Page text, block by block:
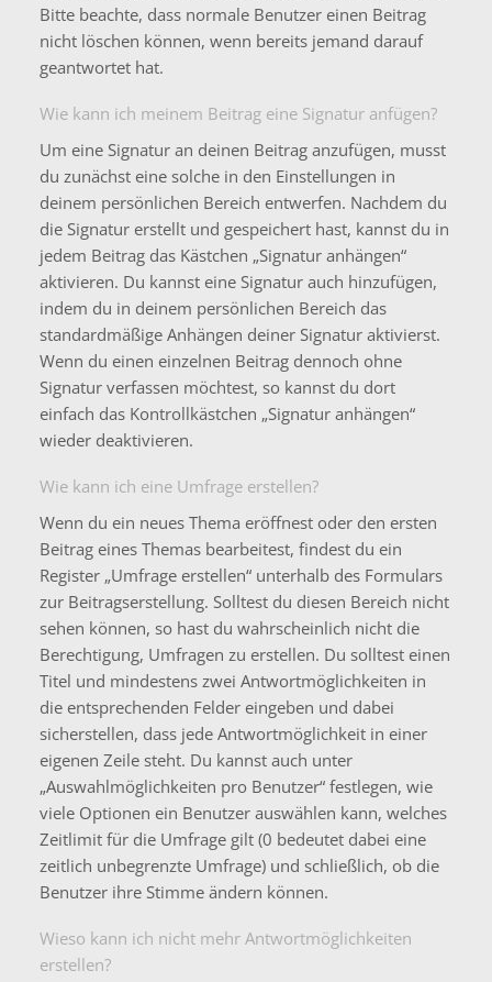
Bitte beachte, dass normale Benutzer einen Beitrag
nicht löschen können, wenn bereits jemand darauf
geantwortet hat.
Wie kann ich meinem Beitrag eine Signatur anfügen?
Um eine Signatur an deinen Beitrag anzufügen, musst
du zunächst eine solche in den Einstellungen in
deinem persönlichen Bereich entwerfen. Nachdem du
die Signatur erstellt und gespeichert hast, kannst du in
jedem Beitrag das Kästchen „Signatur anhängen“
aktivieren. Du kannst eine Signatur auch hinzufügen,
indem du in deinem persönlichen Bereich das
standardmäßige Anhängen deiner Signatur aktivierst.
Wenn du einen einzelnen Beitrag dennoch ohne
Signatur verfassen möchtest, so kannst du dort
einfach das Kontrollkästchen „Signatur anhängen“
wieder deaktivieren.
Wie kann ich eine Umfrage erstellen?
Wenn du ein neues Thema eröffnest oder den ersten
Beitrag eines Themas bearbeitest, findest du ein
Register „Umfrage erstellen“ unterhalb des Formulars
zur Beitragserstellung. Solltest du diesen Bereich nicht
sehen können, so hast du wahrscheinlich nicht die
Berechtigung, Umfragen zu erstellen. Du solltest einen
Titel und mindestens zwei Antwortmöglichkeiten in
die entsprechenden Felder eingeben und dabei
sicherstellen, dass jede Antwortmöglichkeit in einer
eigenen Zeile steht. Du kannst auch unter
„Auswahlmöglichkeiten pro Benutzer“ festlegen, wie
viele Optionen ein Benutzer auswählen kann, welches
Zeitlimit für die Umfrage gilt (0 bedeutet dabei eine
zeitlich unbegrenzte Umfrage) und schließlich, ob die
Benutzer ihre Stimme ändern können.
Wieso kann ich nicht mehr Antwortmöglichkeiten
erstellen?